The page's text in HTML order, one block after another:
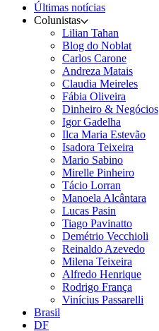
Últimas notícias
Colunistas
Lilian Tahan
Blog do Noblat
Carlos Carone
Andreza Matais
Claudia Meireles
Fábia Oliveira
Dinheiro & Negócios
Igor Gadelha
Ilca Maria Estevão
Isadora Teixeira
Mario Sabino
Mirelle Pinheiro
Tácio Lorran
Manoela Alcântara
Lucas Pasin
Tiago Pavinatto
Demétrio Vecchioli
Reinaldo Azevedo
Milena Teixeira
Alfredo Henrique
Rodrigo França
Vinícius Passarelli
Brasil
DF